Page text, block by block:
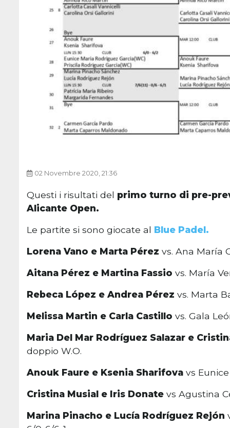
02 Novembre 2020, 21:36
Questi i risultati del primo turno di pre-
Alicante Open.
Le partite si sono giocate al Blue Padel.
Lorena Vano e Marta Pérez vs. Ana María
Aitana Pérez e Martina Fassio vs. María
Rebeca López e Andrea Pérez vs. Marta
Melissa Martin e Carla Castillo vs. Gala
Maria Del Mar Rodríguez Salazar e
doppio W.O.
Anouk Faure e Ksenia Sharifova vs
Cristina Musial e Iris Donate vs Agustina
Marina Pinacho e Lucía Rodríguez Rejón